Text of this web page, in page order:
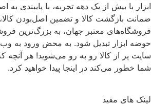
ضمانت بازگشت کالا و تضمین اصل‌بودن
فروشگاه‌های معتبر جهان، به بزرگ‌ترین
حوضه ابزار تبدیل شود. به محض ورود به وب
سایت پر از کالا رو به رو می‌شوید! هر آنچه
شما خطور می‌کند در اینجا پیدا خواهید کرد.
لینک های مفید